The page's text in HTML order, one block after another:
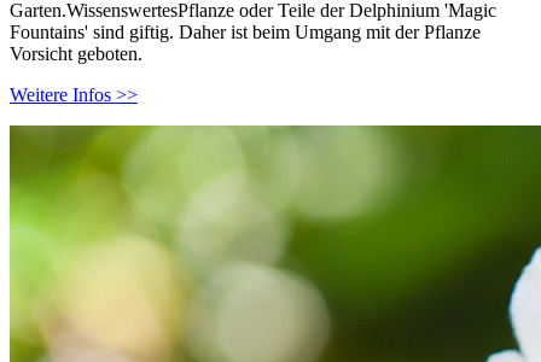
Garten.WissenswertesPflanze oder Teile der Delphinium 'Magic
Fountains' sind giftig. Daher ist beim Umgang mit der Pflanze
Vorsicht geboten.
Weitere Infos >>